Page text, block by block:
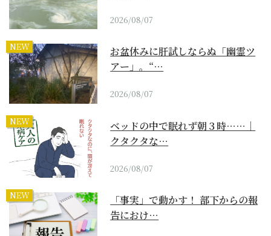
2026/08/07
NEW
お盆休みに肝試しならぬ「幽霊ツ
アー」。“…
2026/08/07
NEW
ベッドの中で眠れず朝３時……｜
クタクタな…
2026/08/07
NEW
「事実」で動かす！ 部下からの報
告におけ…